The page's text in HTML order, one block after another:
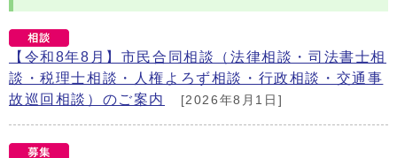
【令和8年8月】市民合同相談（法律相談・司法書士相
談・税理士相談・人権よろず相談・行政相談・交通事
故巡回相談）のご案内
[2026年8月1日]